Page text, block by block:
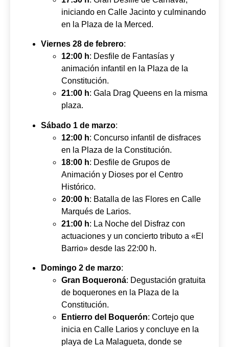
iniciando en Calle Jacinto y culminando
en la Plaza de la Merced.
Viernes 28 de febrero:
12:00 h: Desfile de Fantasías y
animación infantil en la Plaza de la
Constitución.
21:00 h: Gala Drag Queens en la misma
plaza.
Sábado 1 de marzo:
12:00 h: Concurso infantil de disfraces
en la Plaza de la Constitución.
18:00 h: Desfile de Grupos de
Animación y Dioses por el Centro
Histórico.
20:00 h: Batalla de las Flores en Calle
Marqués de Larios.
21:00 h: La Noche del Disfraz con
actuaciones y un concierto tributo a «El
Barrio» desde las 22:00 h.
Domingo 2 de marzo:
Gran Boqueroná: Degustación gratuita
de boquerones en la Plaza de la
Constitución.
Entierro del Boquerón: Cortejo que
inicia en Calle Larios y concluye en la
playa de La Malagueta, donde se